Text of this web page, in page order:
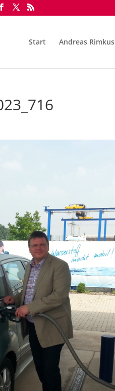
Start Andreas Rimkus